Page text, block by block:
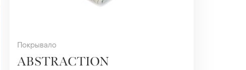
Покрывало
ABSTRACTION